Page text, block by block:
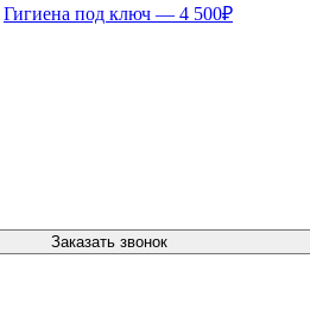
Гигиена под ключ — 4 500₽
Заказать звонок